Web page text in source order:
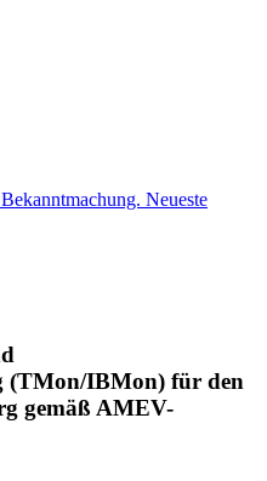
Neueste
(TMon/IBMon) für den
gemäß AMEV-